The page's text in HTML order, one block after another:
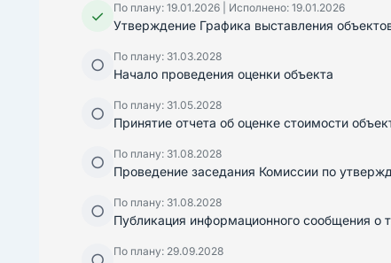
✓ По плану: 19.01.2026 | Исполнено: 19.01.2026
Утверждение Графика выставления
○ По плану: 31.03.2028
Начало проведения оценки объекта
○ По плану: 31.05.2028
Принятие отчета об оценке стоимости
○ По плану: 31.08.2028
Проведение заседания Комиссии по
○ По плану: 31.08.2028
Публикация информационного сообщения о
По плану: 29.09.2028